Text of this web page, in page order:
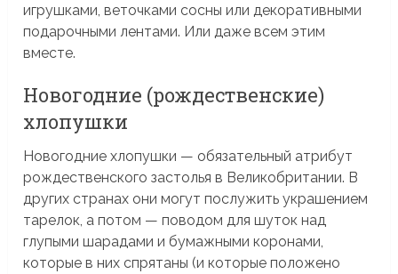
игрушками, веточками сосны или декоративными
подарочными лентами. Или даже всем этим
вместе.
Новогодние (рождественские)
хлопушки
Новогодние хлопушки — обязательный атрибут
рождественского застолья в Великобритании. В
других странах они могут послужить украшением
тарелок, а потом — поводом для шуток над
глупыми шарадами и бумажными коронами,
которые в них спрятаны (и которые положено